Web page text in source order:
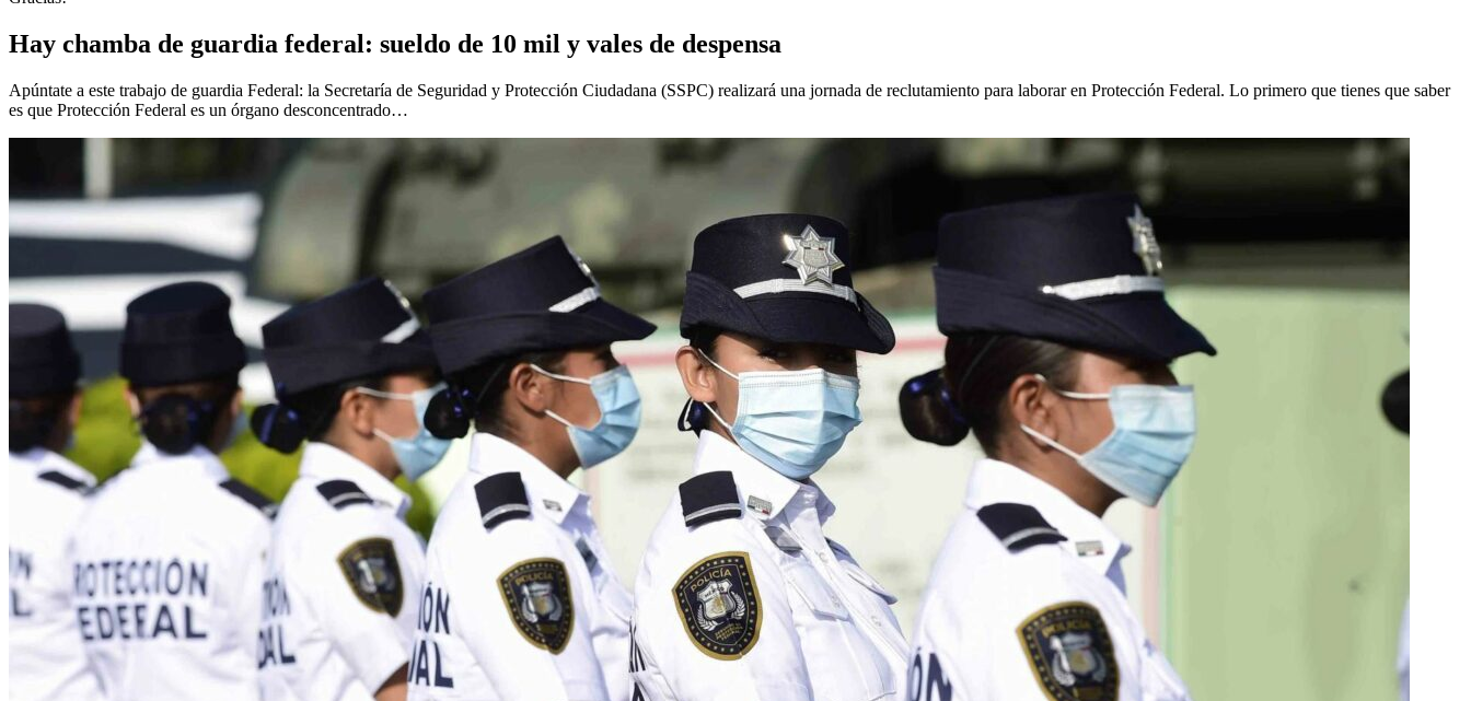
Hay chamba de guardia federal: sueldo de 10 mil y vales de despensa
Apúntate a este trabajo de guardia Federal: la Secretaría de Seguridad y Protección Ciudadana (SSPC) realizará una jornada de reclutamiento para laborar en Protección Federal. Lo primero que tienes que saber
es que Protección Federal es un órgano desconcentrado…